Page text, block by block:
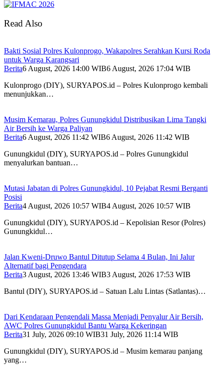
Read Also
Bakti Sosial Polres Kulonprogo, Wakapolres Serahkan Kursi Roda
untuk Warga Karangsari
Berita6 August, 2026 14:00 WIB6 August, 2026 17:04 WIB
Kulonprogo (DIY), SURYAPOS.id – Polres Kulonprogo kembali
menunjukkan…
Musim Kemarau, Polres Gunungkidul Distribusikan Lima Tangki
Air Bersih ke Warga Paliyan
Berita6 August, 2026 11:42 WIB6 August, 2026 11:42 WIB
Gunungkidul (DIY), SURYAPOS.id – Polres Gunungkidul
menyalurkan bantuan…
Mutasi Jabatan di Polres Gunungkidul, 10 Pejabat Resmi Berganti
Posisi
Berita4 August, 2026 10:57 WIB4 August, 2026 10:57 WIB
Gunungkidul (DIY), SURYAPOS.id – Kepolisian Resor (Polres)
Gunungkidul…
Jalan Kweni-Druwo Bantul Ditutup Selama 4 Bulan, Ini Jalur
Alternatif bagi Pengendara
Berita3 August, 2026 13:46 WIB3 August, 2026 17:53 WIB
Bantul (DIY), SURYAPOS.id – Satuan Lalu Lintas (Satlantas)…
Dari Kendaraan Pengendali Massa Menjadi Penyalur Air Bersih,
AWC Polres Gunungkidul Bantu Warga Kekeringan
Berita31 July, 2026 09:10 WIB31 July, 2026 11:14 WIB
Gunungkidul (DIY), SURYAPOS.id – Musim kemarau panjang
yang…